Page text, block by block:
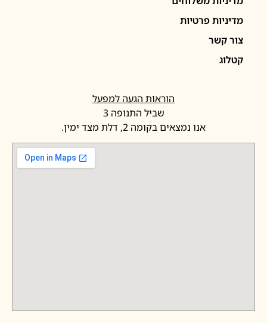
פרטיות
קשר
הוראות הגעה למפעל
שביל התנופה 3
אנו נמצאים בקומה 2, דלת מצד ימין.